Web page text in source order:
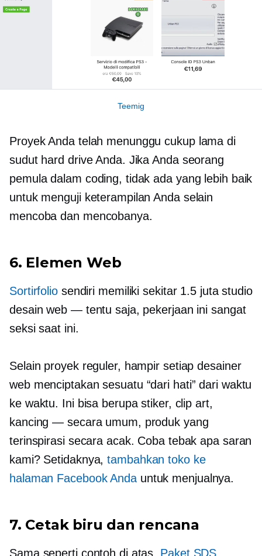
Teemig
Proyek Anda telah menunggu cukup lama di
sudut hard drive Anda. Jika Anda seorang
pemula dalam coding, tidak ada yang lebih baik
untuk menguji keterampilan Anda selain
mencoba dan mencobanya.
6. Elemen Web
Sortirfoliosendiri memiliki sekitar 1.5 juta studio
desain web — tentu saja, pekerjaan ini sangat
seksi saat ini.
Selain proyek reguler, hampir setiap desainer
web menciptakan sesuatu “dari hati” dari waktu
ke waktu. Ini bisa berupa stiker, clip art,
kancing — secara umum, produk yang
terinspirasi secara acak. Coba tebak apa saran
kami? Setidaknya,tambahkan toko ke
halaman Facebook Andauntuk menjualnya.
7. Cetak biru dan rencana
Sama seperti contoh di atas, Paket SDS